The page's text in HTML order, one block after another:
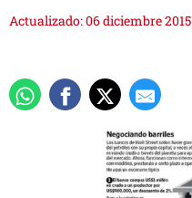
Actualizado: 06 diciembre 2015